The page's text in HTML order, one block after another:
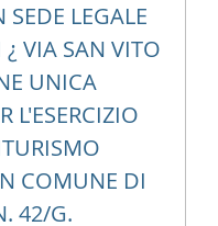
SEDE LEGALE
VIA SAN VITO
UNICA
L'ESERCIZIO
COMUNE DI
42/G.